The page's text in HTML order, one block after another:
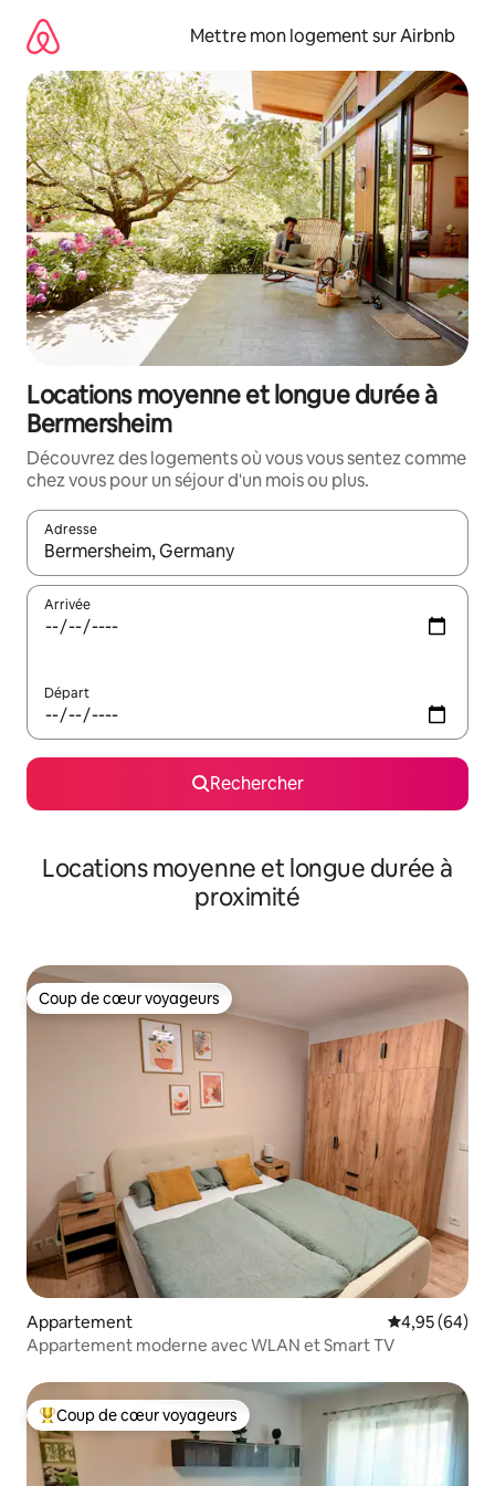
directement
contenu
Mettre mon logement sur Airbnb
Locations moyenne et longue durée à
Bermersheim
Découvrez des logements où vous vous sentez comme
chez vous pour un séjour d'un mois ou plus.
Adresse
Lorsque les résultats s'affichent, utilisez les flèches vers le
Arrivée
Départ
Rechercher
Locations moyenne et longue durée à
proximité
Coup de cœur voyageurs
Coup de cœur voyageurs
Appartement Évaluation
4,95 (64)
Appartement moderne avec WLAN et Smart TV
Coups de cœur voyageurs les plus appréciés
Coup de cœur voyageurs